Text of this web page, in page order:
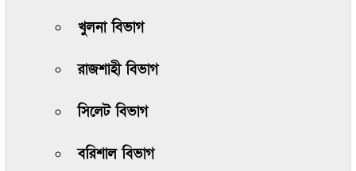
খুলনা বিভাগ
রাজশাহী বিভাগ
সিলেট বিভাগ
বরিশাল বিভাগ